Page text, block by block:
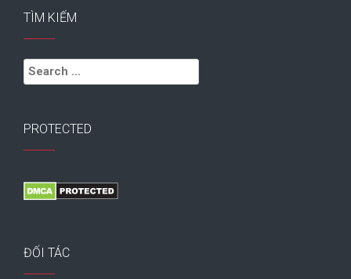
TÌM KIẾM
Search
for:
PROTECTED
ĐỐI TÁC